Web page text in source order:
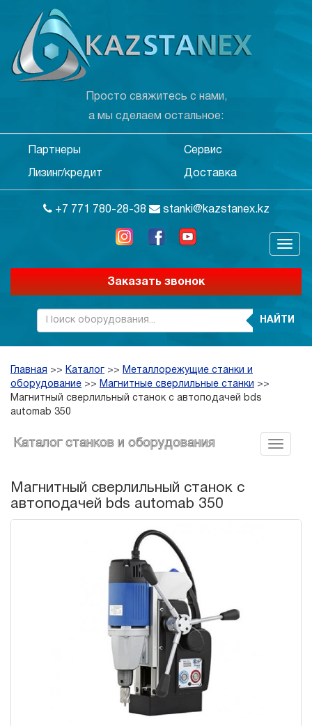
Просто свяжитесь с нами,
а мы сделаем остальное:
Партнеры Сервис
Лизинг/кредит Доставка
+7 771 780-28-38 stanki@kazstanex.kz
Заказать звонок
НАЙТИ
Главная >> Каталог >> Металлорежущие станки и
оборудование >> Магнитные сверлильные станки >>
Магнитный сверлильный станок с автоподачей bds
automab 350
Каталог станков и оборудования
Магнитный сверлильный станок с
автоподачей bds automab 350